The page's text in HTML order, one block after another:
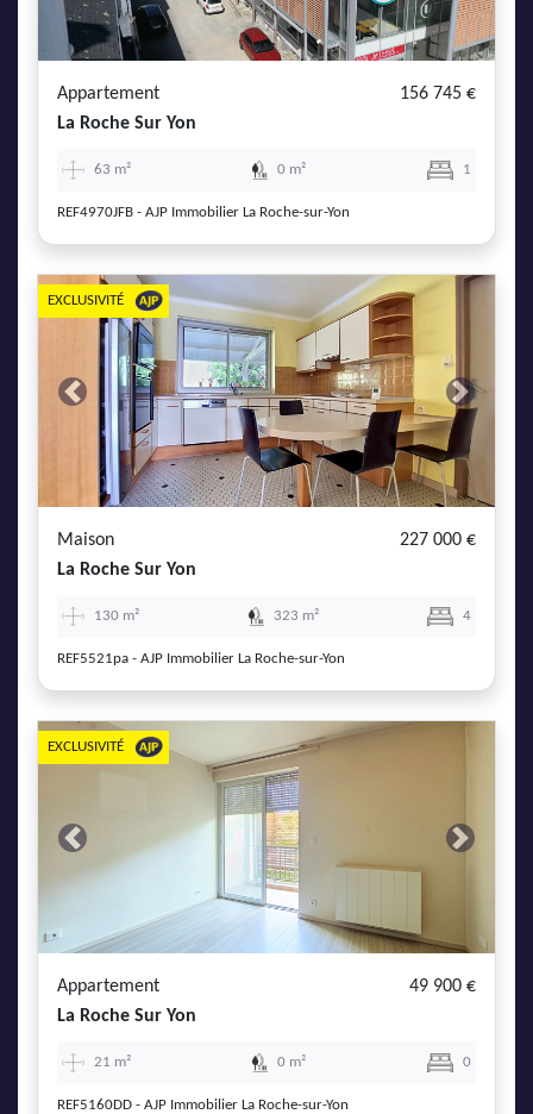
Appartement
156 745 €
La Roche Sur Yon
63 m² 0 m² 1
REF4970JFB - AJP Immobilier La Roche-sur-Yon
Previous Next
EXCLUSIVITÉ
Maison
227 000 €
La Roche Sur Yon
130 m² 323 m² 4
REF5521pa - AJP Immobilier La Roche-sur-Yon
Previous Next
EXCLUSIVITÉ
Appartement
49 900 €
La Roche Sur Yon
21 m² 0 m² 0
REF5160DD - AJP Immobilier La Roche-sur-Yon